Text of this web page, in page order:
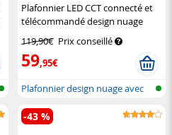
Plafonnier LED CCT connecté et
télécommandé design nuage
119,90€ Prix conseillé
59,95€
Plafonnier design nuage avec
LED CC...
-43 %